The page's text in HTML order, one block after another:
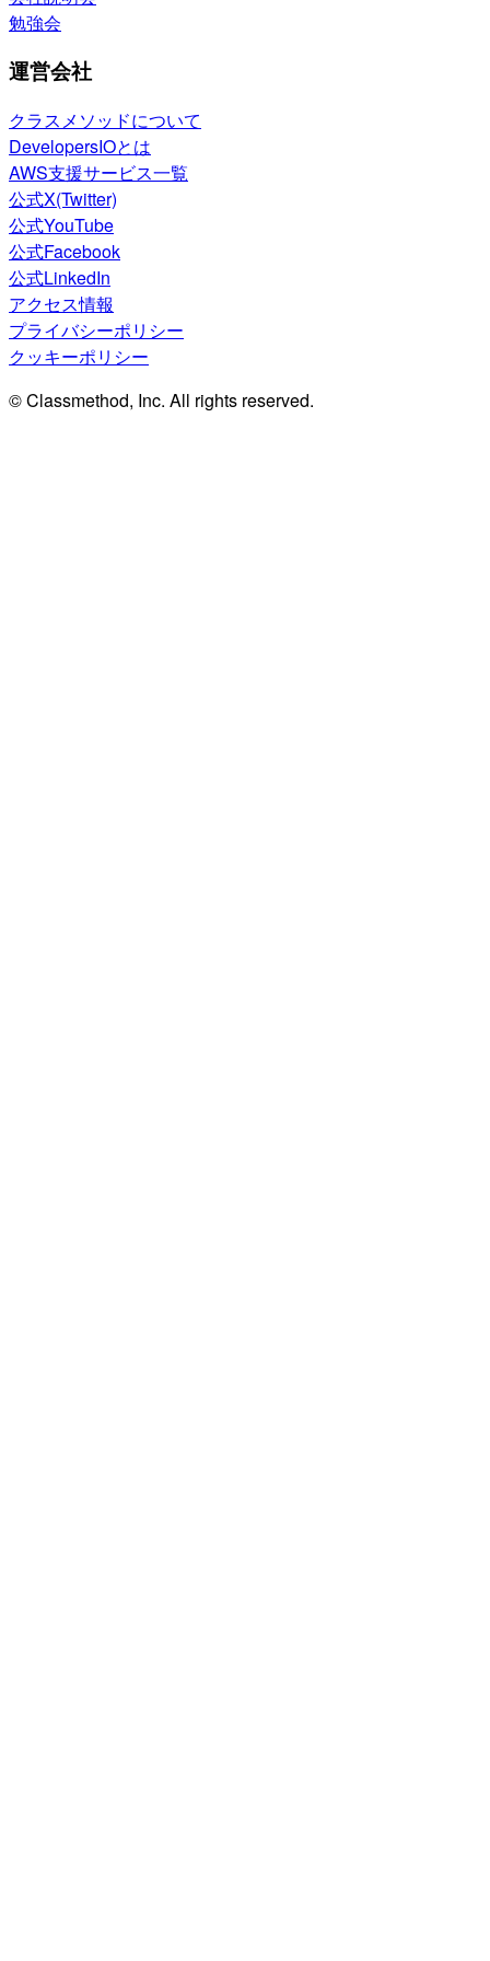
勉強会
運営会社
クラスメソッドについて
DevelopersIOとは
AWS支援サービス一覧
公式X(Twitter)
公式YouTube
公式Facebook
公式LinkedIn
アクセス情報
プライバシーポリシー
クッキーポリシー
© Classmethod, Inc. All rights reserved.